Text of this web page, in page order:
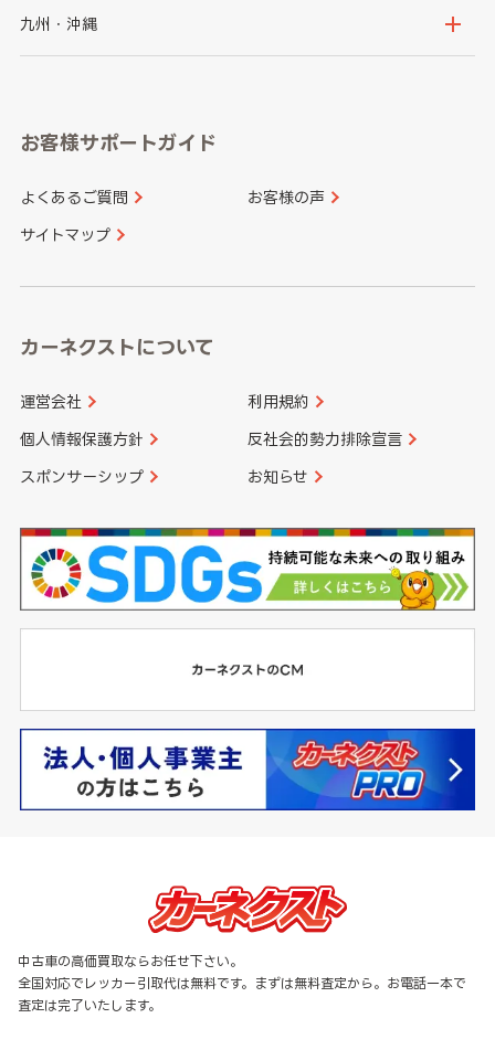
山梨県
愛知県
京都府
和歌山県
鳥取県
山口県
香川県 愛媛県
九州・沖縄
長崎県
大分県 宮崎県
お客様サポートガイド
よくあるご質問 お客様の声
サイトマップ
カーネクストについて
運営会社 利用規約
個人情報保護方針 反社会的勢力排除宣言
スポンサーシップ お知らせ
中古車の高価買取ならお任せ下さい。
全国対応でレッカー引取代は無料です。まずは無料査定から。お電話一本で
査定は完了いたします。